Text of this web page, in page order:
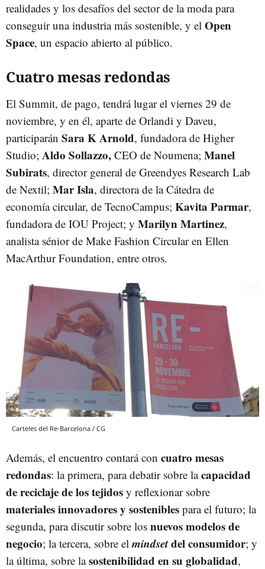
realidades y los desafíos del sector de la moda para
conseguir una industria más sostenible, y el Open
Space, un espacio abierto al público.
Cuatro mesas redondas
El Summit, de pago, tendrá lugar el viernes 29 de
noviembre, y en él, aparte de Orlandi y Daveu,
participarán Sara K Arnold, fundadora de Higher
Studio; Aldo Sollazzo, CEO de Noumena; Manel
Subirats, director general de Greendyes Research Lab
de Nextil; Mar Isla, directora de la Cátedra de
economía circular, de TecnoCampus; Kavita Parmar,
fundadora de IOU Project; y Marilyn Martinez,
analista sénior de Make Fashion Circular en Ellen
MacArthur Foundation, entre otros.
Carteles del Re-Barcelona / CG
Además, el encuentro contará con cuatro mesas
redondas: la primera, para debatir sobre lacapacidad
de reciclaje de los tejidos y reflexionar sobre
materiales innovadores y sostenibles para el futuro; la
segunda, para discutir sobre los nuevos modelos de
negocio; la tercera, sobre el mindsetdel consumidor; y
la última, sobre lasostenibilidad en su globalidad,